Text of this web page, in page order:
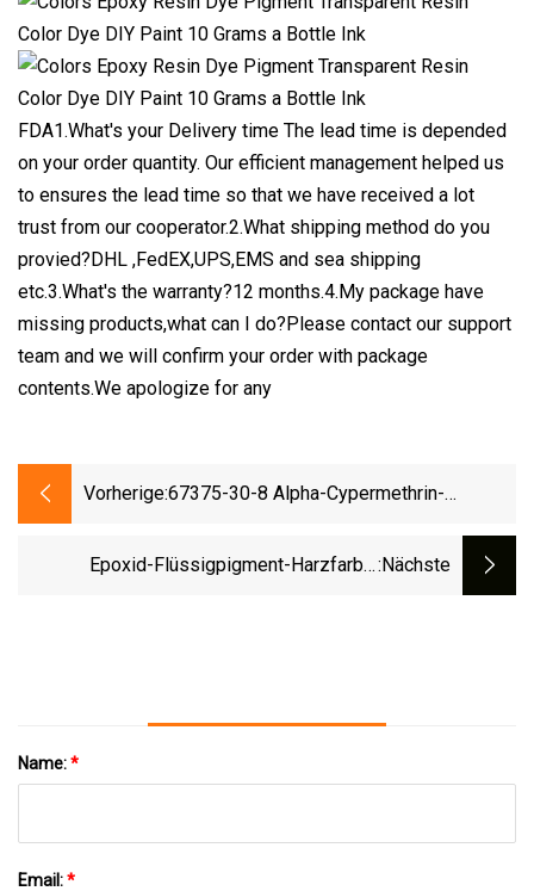
FDA1.What's your Delivery time The lead time is depended
on your order quantity. Our efficient management helped us
to ensures the lead time so that we have received a lot
trust from our cooperator.2.What shipping method do you
provied?DHL ,FedEX,UPS,EMS and sea shipping
etc.3.What's the warranty?12 months.4.My package have
missing products,what can I do?Please contact our support
team and we will confirm your order with package
contents.We apologize for any
Vorherige:67375-30-8 Alpha-Cypermethrin-
Lieferung
Epoxid-Flüssigpigment-Harzfarbe,:nächste
Name:*
Email:*